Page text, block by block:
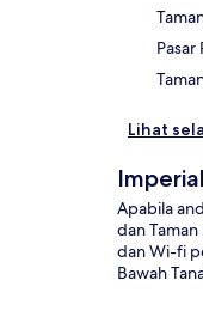
Lihat
Apabila
dan
dan Wi-fi
Bawah